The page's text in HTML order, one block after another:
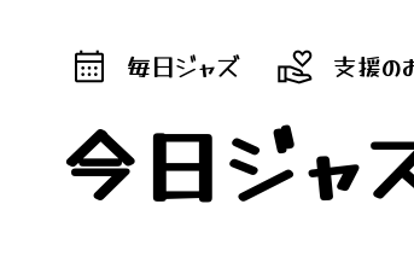
毎日ジャズ 支援の
今日ジャ